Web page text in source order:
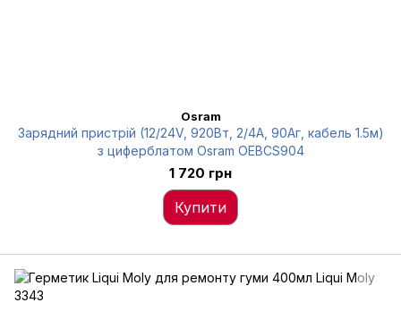
Osram
Зарядний пристрій (12/24V, 920Вт, 2/4А, 90Аг, кабель 1.5м)
з циферблатом Osram OEBCS904
1 720 грн
Купити